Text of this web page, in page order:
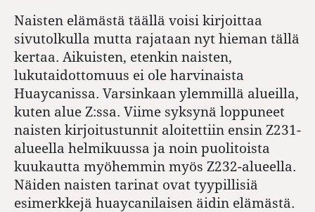
Naisten elämästä täällä voisi kirjoittaa
sivutolkulla mutta rajataan nyt hieman tällä
kertaa. Aikuisten, etenkin naisten,
lukutaidottomuus ei ole harvinaista
Huaycanissa. Varsinkaan ylemmillä alueilla,
kuten alue Z:ssa. Viime syksynä loppuneet
naisten kirjoitustunnit aloitettiin ensin Z231-
alueella helmikuussa ja noin puolitoista
kuukautta myöhemmin myös Z232-alueella.
Näiden naisten tarinat ovat tyypillisiä
esimerkkejä huaycanilaisen äidin elämästä.